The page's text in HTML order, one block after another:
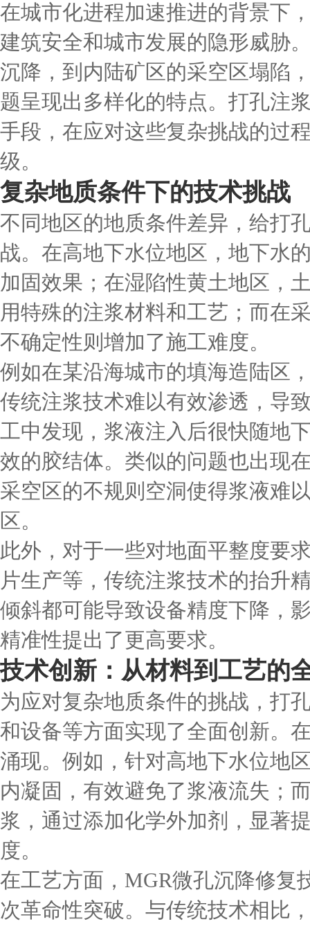
在城市化进程加速推进的背景下
建筑安全和城市发展的隐形威胁
沉降，到内陆矿区的采空区塌陷
题呈现出多样化的特点。打孔注
手段，在应对这些复杂挑战的过
级。
复杂地质条件下的技术挑战
不同地区的地质条件差异，给打
战。在高地下水位地区，地下水
加固效果；在湿陷性黄土地区，
用特殊的注浆材料和工艺；而在
不确定性则增加了施工难度。
例如在某沿海城市的填海造陆区
传统注浆技术难以有效渗透，导
工中发现，浆液注入后很快随地
效的胶结体。类似的问题也出现
采空区的不规则空洞使得浆液难
区。
此外，对于一些对地面平整度要
片生产等，传统注浆技术的抬升
倾斜都可能导致设备精度下降，
精准性提出了更高要求。
技术创新：从材料到工艺的
为应对复杂地质条件的挑战，打
和设备等方面实现了全面创新。
涌现。例如，针对高地下水位地
内凝固，有效避免了浆液流失；
浆，通过添加化学外加剂，显著
度。
在工艺方面，MGR微孔沉降修复
次革命性突破。与传统技术相比